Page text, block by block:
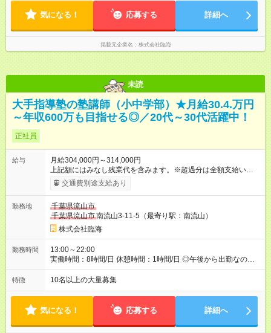
気になる！ 応募する 詳細へ
掲載元企業名 株式会社臨海
未読
大手指導塾の塾講師（小中学部）★月給30.4.万円
～年収600万も目指せる◎／20代～30代活躍中！
正社員
給与
月給304,000円～314,000円
上記額にはみなし残業代を含みます。※超過分は全額支給いたし
ます。 みなし残業代 76,000円／月 みなし残業時間 44時間／月
※固定残業代（月44時間分／7万6000円）を含みます。 ＼給与
当＆年2回の賞与あり！ ★ノルマなし＆集客の目標達成には報奨
金支給！ 【試用期間】試用期間あり 試用期間の長さ：2ヶ月 雇
用形態、給与は本採用時と同じです。
交通費別途支給あり
勤務地
千葉県流山市
千葉県流山市南流山3-11-5（最寄り駅：南流山）
株式会社臨海
勤務時間
13:00～22:00
実働時間：8時間/日 休憩時間：1時間/日 ◎午後から出勤なの
で、通勤ラッシュのストレスとは無縁です。
特徴 10名以上の大量募集
気になる！ 応募する 詳細へ